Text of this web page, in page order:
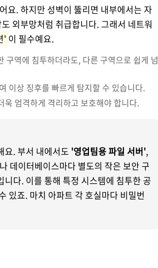
요. 하지만 성벽이 뚫리면 내부에서는 자
외부망처럼 취급합니다. 그래서 네트워
' 이 필수예요.
구역에 침투하더라도, 다른 구역으로 쉽게 넘
이상 징후를 빠르게 탐지할 수 있습니다.
엄격하게 격리하고 보호해야 합니다.
요. 부서 내에서도 '영업팀용 파일 서버',
데이터베이스마다 별도의 작은 보안 구
다. 이를 통해 특정 시스템에 침투한 공
있죠. 마치 아파트 각 호실마다 비밀번